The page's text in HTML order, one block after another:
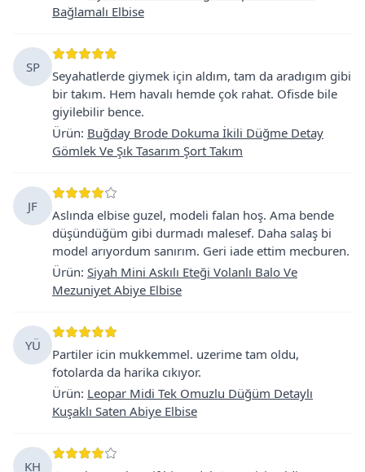
Bağlamalı Elbise
SP
Seyahatlerde giymek için aldım, tam da aradıgım gibi
bir takım. Hem havalı hemde çok rahat. Ofisde bile
giyilebilir bence.
Ürün: Buğday Brode Dokuma İkili Düğme Detay
Gömlek Ve Şık Tasarım Şort Takım
JF
Aslında elbise guzel, modeli falan hoş. Ama bende
düşündüğüm gibi durmadı malesef. Daha salaş bi
model arıyordum sanırım. Geri iade ettim mecburen.
Ürün: Siyah Mini Askılı Eteği Volanlı Balo Ve
Mezuniyet Abiye Elbise
YÜ
Partiler icin mukkemmel. uzerime tam oldu,
fotolarda da harika cıkıyor.
Ürün: Leopar Midi Tek Omuzlu Düğüm Detaylı
Kuşaklı Saten Abiye Elbise
KH